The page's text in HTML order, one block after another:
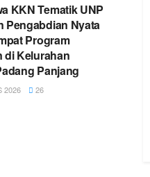
KKN Tematik UNP
Pengabdian Nyata
Program
di Kelurahan
Panjang
2026 26